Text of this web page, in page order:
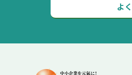
よ